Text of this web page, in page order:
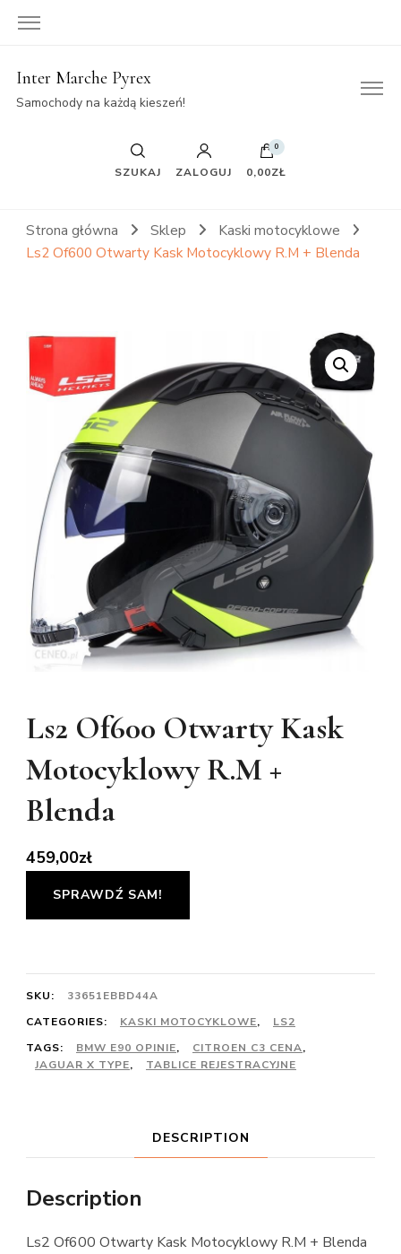
Inter Marche Pyrex
Samochody na każdą kieszeń!
SZUKAJ ZALOGUJ
0
0,00ZŁ
Strona główna Sklep
Kaski motocyklowe
Ls2 Of600 Otwarty Kask Motocyklowy R.M + Blenda
Ls2 Of600 Otwarty Kask
Motocyklowy R.M +
Blenda
459,00zł
SPRAWDŹ SAM!
SKU:
33651EBBD44A
CATEGORIES:
KASKI MOTOCYKLOWE,
LS2
TAGS:
BMW E90 OPINIE, CITROEN C3 CENA,
JAGUAR X TYPE, TABLICE REJESTRACYJNE
DESCRIPTION
Description
Ls2 Of600 Otwarty Kask Motocyklowy R.M + Blenda